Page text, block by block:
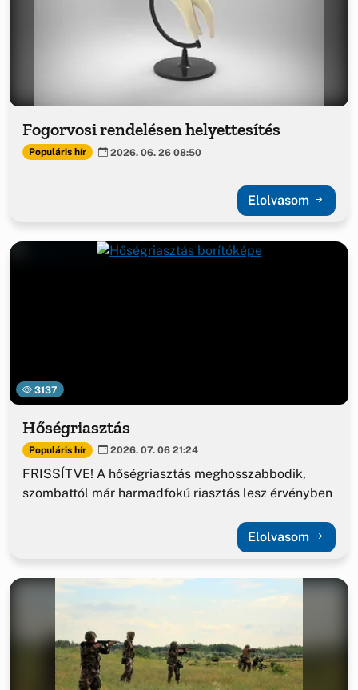
Fogorvosi rendelésen helyettesítés
Populáris hír 2026. 06. 26 08:50
Elolvasom
3137
Hőségriasztás
Populáris hír 2026. 07. 06 21:24
FRISSÍTVE! A hőségriasztás meghosszabbodik,
szombattól már harmadfokú riasztás lesz érvényben
Elolvasom